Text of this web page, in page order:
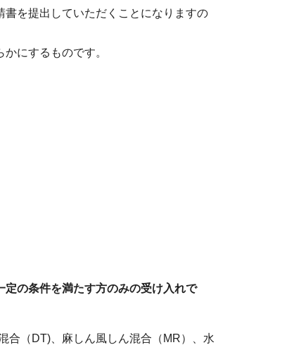
を提出していただくことになりますの
にするものです。
の条件を満たす方のみの受け入れで
合（DT)、麻しん風しん混合（MR）、水